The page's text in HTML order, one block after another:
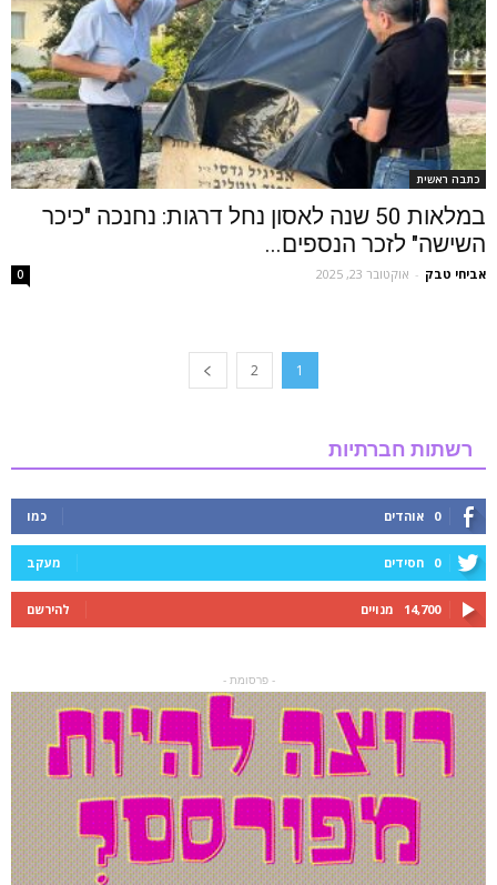
כתבה ראשית
במלאות 50 שנה לאסון נחל דרגות: נחנכה "כיכר
השישה" לזכר הנספים...
אביחי טבק - אוקטובר 23, 2025 0
1
2
רשתות חברתיות
0 אוהדים כמו
0 חסידים מעקב
14,700 מנויים להירשם
- פרסומת -